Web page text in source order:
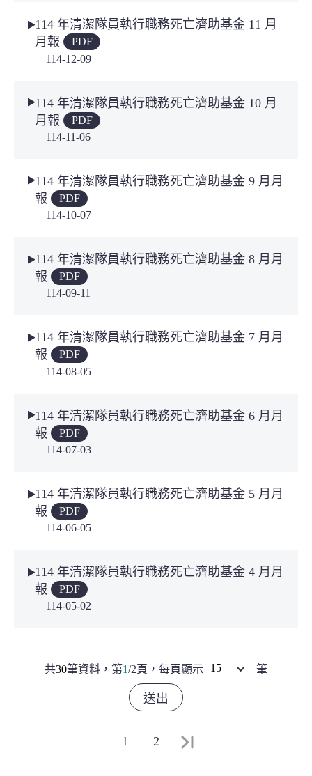
114-12-09
114 年清潔隊員執行職務死亡濟助基金 11 月
月報
PDF
114-11-06
114 年清潔隊員執行職務死亡濟助基金 10 月
月報
PDF
114-10-07
114 年清潔隊員執行職務死亡濟助基金 9 月月
報
PDF
114-09-11
114 年清潔隊員執行職務死亡濟助基金 8 月月
報
PDF
114-08-05
114 年清潔隊員執行職務死亡濟助基金 7 月月
報
PDF
114-07-03
114 年清潔隊員執行職務死亡濟助基金 6 月月
報
PDF
114-06-05
114 年清潔隊員執行職務死亡濟助基金 5 月月
報
PDF
114-05-02
114 年清潔隊員執行職務死亡濟助基金 4 月月
報
PDF
共30筆資料， 第1/2頁，每頁顯示 筆
1 2 最末頁